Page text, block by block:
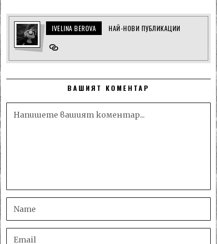
IVELINA BEROVA НАЙ-НОВИ ПУБЛИКАЦИИ
ВАШИЯТ КОМЕНТАР